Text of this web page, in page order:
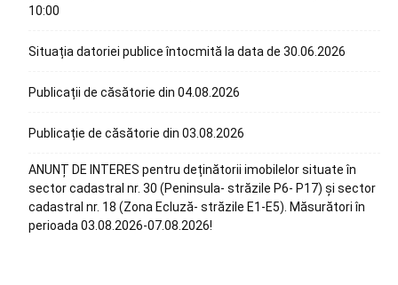
10:00
Situația datoriei publice întocmită la data de 30.06.2026
Publicații de căsătorie din 04.08.2026
Publicație de căsătorie din 03.08.2026
ANUNȚ DE INTERES pentru deținătorii imobilelor situate în
sector cadastral nr. 30 (Peninsula- străzile P6- P17) și sector
cadastral nr. 18 (Zona Ecluză- străzile E1-E5). Măsurători în
perioada 03.08.2026-07.08.2026!